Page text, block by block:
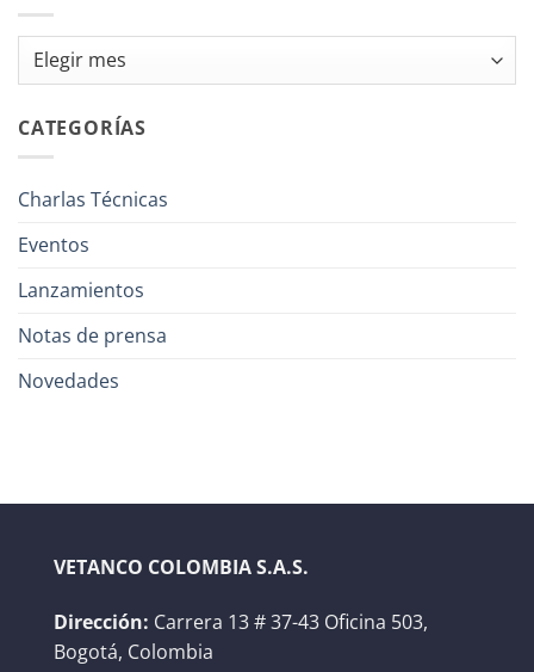
Archivos
CATEGORÍAS
Charlas Técnicas
Eventos
Lanzamientos
Notas de prensa
Novedades
VETANCO COLOMBIA S.A.S.
Dirección: Carrera 13 # 37-43 Oficina 503,
Bogotá, Colombia